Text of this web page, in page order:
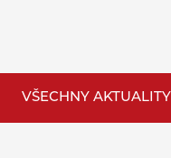
VŠECHNY AKTUALITY